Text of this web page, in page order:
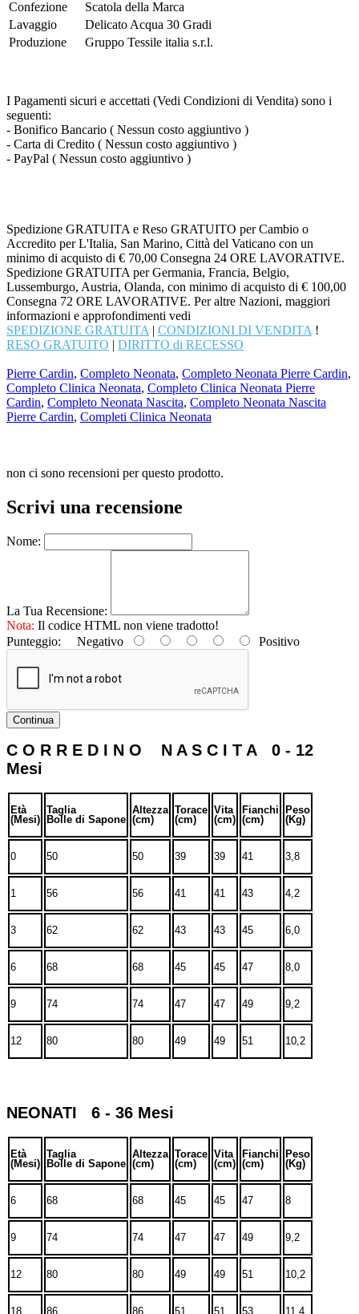
Confezione
Scatola della Marca
Lavaggio
Delicato Acqua 30 Gradi
Produzione
Gruppo Tessile italia s.r.l.
I Pagamenti sicuri e accettati (Vedi Condizioni di Vendita) sono i
seguenti:
- Bonifico Bancario ( Nessun costo aggiuntivo )
- Carta di Credito ( Nessun costo aggiuntivo )
- PayPal ( Nessun costo aggiuntivo )
Spedizione GRATUITA e Reso GRATUITO per Cambio o
Accredito per L'Italia, San Marino, Città del Vaticano con un
minimo di acquisto di € 70,00 Consegna 24 ORE LAVORATIVE.
Spedizione GRATUITA per Germania, Francia, Belgio,
Lussemburgo, Austria, Olanda, con minimo di acquisto di € 100,00
Consegna 72 ORE LAVORATIVE. Per altre Nazioni, maggiori
informazioni e approfondimenti vedi
SPEDIZIONE GRATUITA | CONDIZIONI DI VENDITA !
RESO GRATUITO | DIRITTO di RECESSO
Pierre Cardin, Completo Neonata, Completo Neonata Pierre Cardin,
Completo Clinica Neonata, Completo Clinica Neonata Pierre
Cardin, Completo Neonata Nascita, Completo Neonata Nascita
Pierre Cardin, Completi Clinica Neonata
non ci sono recensioni per questo prodotto.
Scrivi una recensione
Nome:
La Tua Recensione:
Nota: Il codice HTML non viene tradotto!
Punteggio: Negativo Positivo
Continua
C O R R E D I N O N A S C I T A 0 - 12
Mesi
Età
(Mesi)
Taglia
Bolle di Sapone
Altezza
(cm)
Torace
(cm)
Vita
(cm)
Fianchi
(cm)
Peso
(Kg)
0 50 50 39 39 41 3,8
1 56 56 41 41 43 4,2
3 62 62 43 43 45 6,0
6 68 68 45 45 47 8,0
9 74 74 47 47 49 9,2
12 80 80 49 49 51 10,2
NEONATI 6 - 36 Mesi
Età
(Mesi)
Taglia
Bolle di Sapone
Altezza
(cm)
Torace
(cm)
Vita
(cm)
Fianchi
(cm)
Peso
(Kg)
6 68 68 45 45 47 8
9 74 74 47 47 49 9,2
12 80 80 49 49 51 10,2
18 86 86 51 51 53 11,4